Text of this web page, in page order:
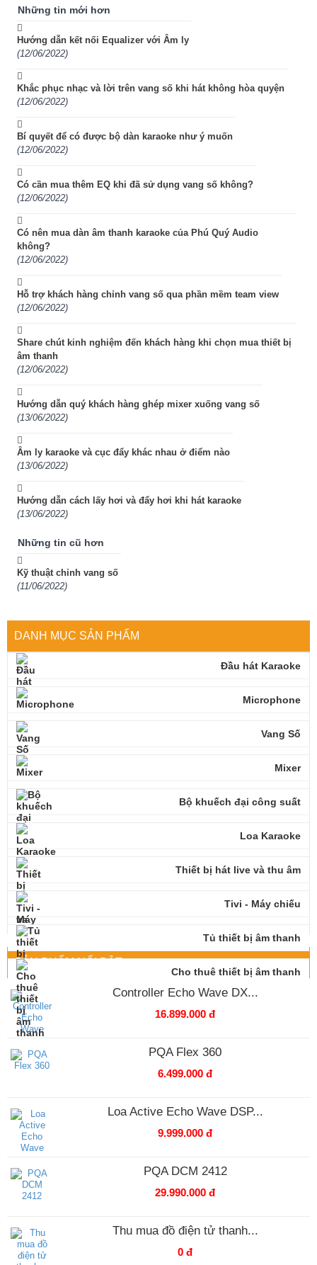
Những tin mới hơn
Hướng dẫn kết nối Equalizer với Âm ly
(12/06/2022)
Khắc phục nhạc và lời trên vang số khi hát không hòa quyện
(12/06/2022)
Bí quyết để có được bộ dàn karaoke như ý muốn
(12/06/2022)
Có cần mua thêm EQ khi đã sử dụng vang số không?
(12/06/2022)
Có nên mua dàn âm thanh karaoke của Phú Quý Audio
không?
(12/06/2022)
Hỗ trợ khách hàng chỉnh vang số qua phần mềm team view
(12/06/2022)
Share chút kinh nghiệm đến khách hàng khi chọn mua thiết bị
âm thanh
(12/06/2022)
Hướng dẫn quý khách hàng ghép mixer xuống vang số
(13/06/2022)
Âm ly karaoke và cục đẩy khác nhau ở điểm nào
(13/06/2022)
Hướng dẫn cách lấy hơi và đẩy hơi khi hát karaoke
(13/06/2022)
Những tin cũ hơn
Kỹ thuật chỉnh vang số
(11/06/2022)
DANH MỤC SẢN PHẨM
Đầu hát Karaoke
Microphone
Vang Số
Mixer
Bộ khuếch đại công suất
Loa Karaoke
Thiết bị hát live và thu âm
Tivi - Máy chiếu
Tủ thiết bị âm thanh
Cho thuê thiết bị âm thanh
SẢN PHẨM NỔI BẬT
Controller Echo Wave DX...
16.899.000 đ
PQA Flex 360
6.499.000 đ
Loa Active Echo Wave DSP...
9.999.000 đ
PQA DCM 2412
29.990.000 đ
Thu mua đồ điện tử thanh...
0 đ